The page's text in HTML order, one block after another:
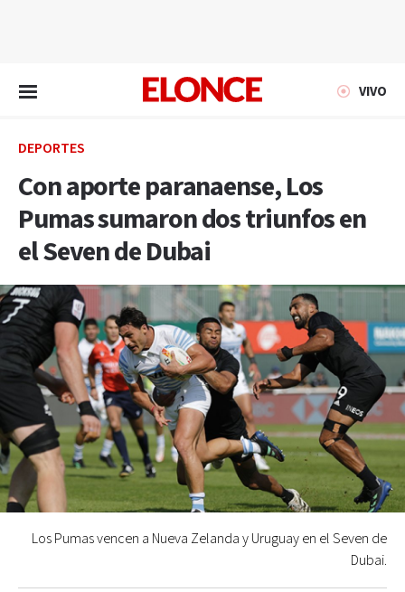
VIVO
DEPORTES
Con aporte paranaense, Los
Pumas sumaron dos triunfos en
el Seven de Dubai
Los Pumas vencen a Nueva Zelanda y Uruguay en el Seven de
Dubai.